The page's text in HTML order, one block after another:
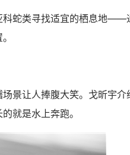
蛇类寻找适宜的栖息地——
让人捧腹大笑。戈昕宇介
就是水上奔跑。